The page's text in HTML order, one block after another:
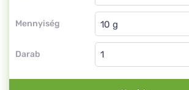
Mennyiség
Golyócska
Darab